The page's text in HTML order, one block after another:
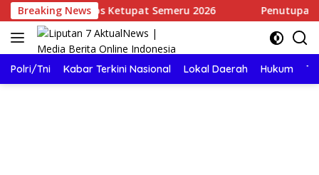
Langsung
ke
konten
Breaking News
Ops Ketupat Semeru 2026 Penutupan Pekan
Polri/Tni Kabar Terkini Nasional Lokal Daerah Hukum